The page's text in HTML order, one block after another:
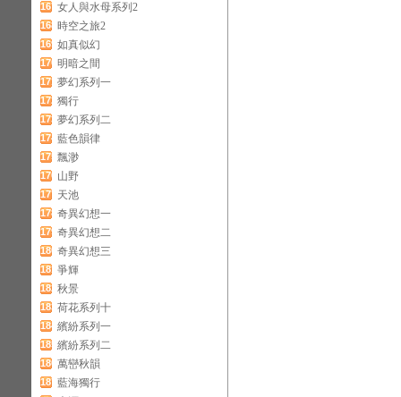
167 女人與水母系列2
168 時空之旅2
169 如真似幻
170 明暗之間
171 夢幻系列一
172 獨行
173 夢幻系列二
174 藍色韻律
175 飄渺
176 山野
177 天池
178 奇異幻想一
179 奇異幻想二
180 奇異幻想三
181 爭輝
182 秋景
183 荷花系列十
184 繽紛系列一
185 繽紛系列二
186 萬巒秋韻
187 藍海獨行